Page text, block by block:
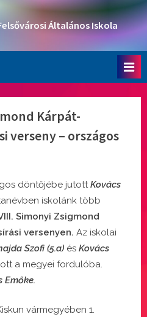
Általános Iskola
Kárpát-
verseny – országos
döntőjébe jutottKovács
iskolánk több
Simonyi Zsigmond
versenyen. Az iskolai
Szofi (5.a) és Kovács
a megyei fordulóba.
Emőke.
vármegyében 1.